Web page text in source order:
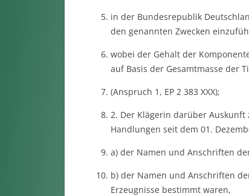
in der Bundesrepublik
den genannten Zwecken
wobei der Gehalt der
auf Basis der Gesamtmasse der
(Anspruch 1, EP 2 383 XXX);
2. Der Klägerin darüber
Handlungen seit dem 01.
a) der Namen und Anschriften
b) der Namen und Anschriften
Erzeugnisse bestimmt waren,